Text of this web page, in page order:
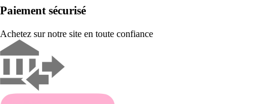
Paiement sécurisé
Achetez sur notre site en toute confiance